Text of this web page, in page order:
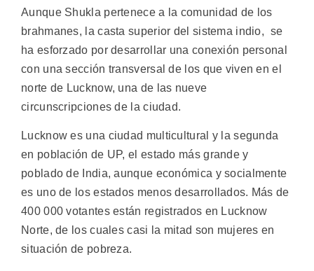
Aunque Shukla pertenece a la comunidad de los
brahmanes, la casta superior del sistema indio, se
ha esforzado por desarrollar una conexión personal
con una sección transversal de los que viven en el
norte de Lucknow, una de las nueve
circunscripciones de la ciudad.
Lucknow es una ciudad multicultural y la segunda
en población de UP, el estado más grande y
poblado de India, aunque económica y socialmente
es uno de los estados menos desarrollados. Más de
400 000 votantes están registrados en Lucknow
Norte, de los cuales casi la mitad son mujeres en
situación de pobreza.